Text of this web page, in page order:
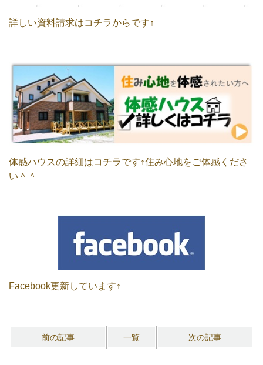
詳しい資料請求はコチラからです↑
体感ハウスの詳細はコチラです↑住み心地をご体感くださ
い＾＾
Facebook更新しています↑
前の記事 一覧 次の記事